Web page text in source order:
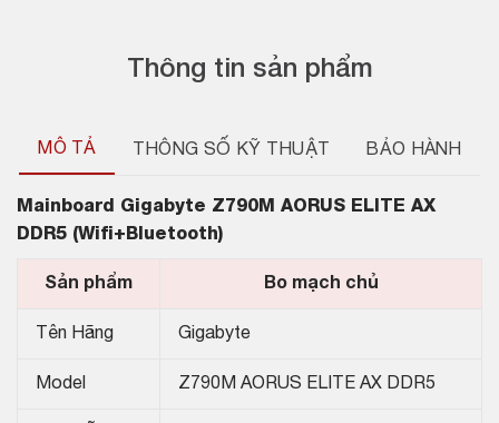
Thông tin sản phẩm
MÔ TẢ THÔNG SỐ KỸ THUẬT BẢO HÀNH
Mainboard
Gigabyte Z790M AORUS ELITE AX
DDR5 (Wifi+Bluetooth)
Sản phẩm Bo mạch chủ
Tên Hãng Gigabyte
Model Z790M AORUS ELITE AX DDR5